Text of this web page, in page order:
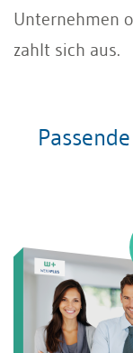
Unternehmen
zahlt sich aus.